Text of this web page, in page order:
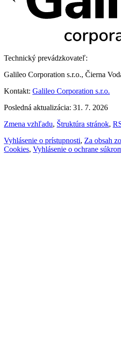
Technický prevádzkovateľ:
Galileo Corporation s.r.o., Čierna
Kontakt: Galileo Corporation s.r.o.
Posledná aktualizácia: 31. 7. 2026
Zmena vzhľadu, Štruktúra stránok,
Vyhlásenie o prístupnosti, Za obsah
Cookies, Vyhlásenie o ochrane